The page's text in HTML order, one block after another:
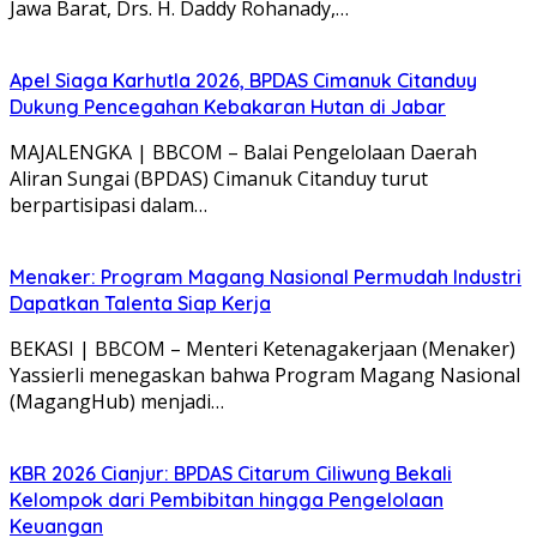
Jawa Barat, Drs. H. Daddy Rohanady,…
Apel Siaga Karhutla 2026, BPDAS Cimanuk Citanduy
Dukung Pencegahan Kebakaran Hutan di Jabar
MAJALENGKA | BBCOM – Balai Pengelolaan Daerah
Aliran Sungai (BPDAS) Cimanuk Citanduy turut
berpartisipasi dalam…
Menaker: Program Magang Nasional Permudah Industri
Dapatkan Talenta Siap Kerja
BEKASI | BBCOM – Menteri Ketenagakerjaan (Menaker)
Yassierli menegaskan bahwa Program Magang Nasional
(MagangHub) menjadi…
KBR 2026 Cianjur: BPDAS Citarum Ciliwung Bekali
Kelompok dari Pembibitan hingga Pengelolaan
Keuangan